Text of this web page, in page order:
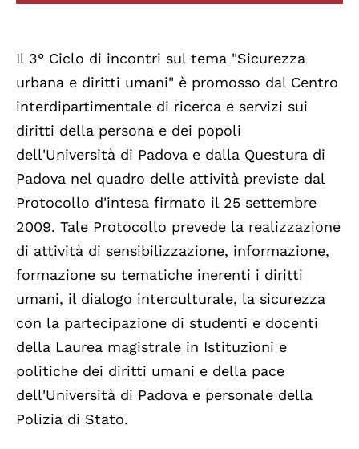
Il 3° Ciclo di incontri sul tema "Sicurezza
urbana e diritti umani" è promosso dal Centro
interdipartimentale di ricerca e servizi sui
diritti della persona e dei popoli
dell'Università di Padova e dalla Questura di
Padova nel quadro delle attività previste dal
Protocollo d'intesa firmato il 25 settembre
2009. Tale Protocollo prevede la realizzazione
di attività di sensibilizzazione, informazione,
formazione su tematiche inerenti i diritti
umani, il dialogo interculturale, la sicurezza
con la partecipazione di studenti e docenti
della Laurea magistrale in Istituzioni e
politiche dei diritti umani e della pace
dell'Università di Padova e personale della
Polizia di Stato.